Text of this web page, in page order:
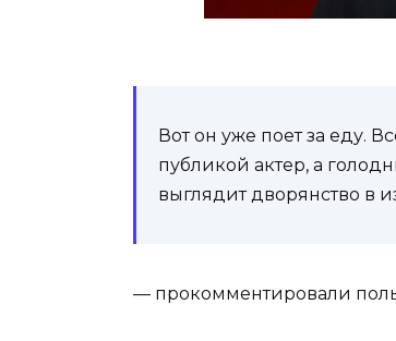
Вот он уже поет за еду.
публикой актер, а
выглядит дворянство в
— прокомментировали